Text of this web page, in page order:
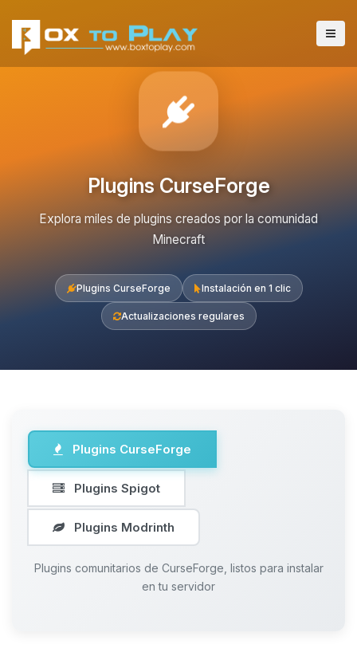
Plugins CurseForge
Explora miles de plugins creados por la comunidad
Minecraft
Plugins CurseForge Instalación en 1 clic
Actualizaciones regulares
Plugins CurseForge
Plugins Spigot
Plugins Modrinth
Plugins comunitarios de CurseForge, listos para instalar
en tu servidor